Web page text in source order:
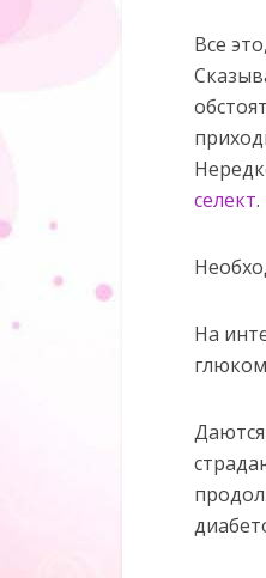
Все
селект.
На